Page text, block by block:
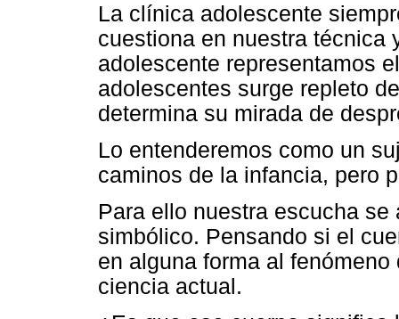
La clínica adolescente
cuestiona en nuestra técnica
adolescente representamos
adolescentes surge repleto
determina su mirada de
Lo entenderemos como un
caminos de la infancia, pero
Para ello nuestra escucha
simbólico. Pensando si el
en alguna forma al
ciencia actual.